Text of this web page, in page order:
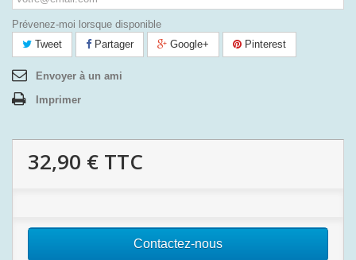
Prévenez-moi lorsque disponible
Tweet
Partager Google+ Pinterest
Envoyer à un ami
Imprimer
32,90 € TTC
Contactez-nous